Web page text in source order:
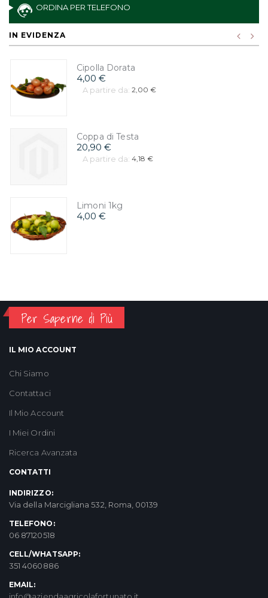
ORDINA PER TELEFONO
IN EVIDENZA
Cipolla Dorata
4,00 €
A partire da: 2,00 €
Coppa di Testa
20,90 €
A partire da: 4,18 €
Limoni 1kg
4,00 €
Per Saperne di Più
IL MIO ACCOUNT
Chi Siamo
Contattaci
Il Mio Account
I Miei Ordini
Ricerca Avanzata
CONTATTI
INDIRIZZO:
Via della Marcigliana 532, Roma, 00139
TELEFONO:
06 87120518
CELL/WHATSAPP:
351 4060886
EMAIL: